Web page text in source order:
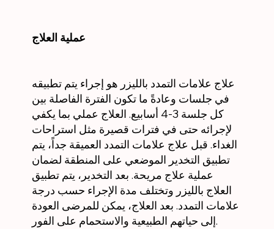
عملية العلاج
علاج علامات التمدد بالليزر هو إجراء يتم تطبيقه
في جلسات وعادةً ما تكون الفترة الفاصلة بين
كل جلسة 3-4 أسابيع. العلاج عملي بما يكفي
لإجرائه حتى في فترات قصيرة مثل استراحات
الغداء. قبل علاج علامات التمدد العميقة جداً، يتم
تطبيق التخدير الموضعي على المنطقة لضمان
عملية علاج مريحة. بعد التخدير، يتم تطبيق
العلاج بالليزر وتختلف مدة الإجراء حسب درجة
علامات التمدد. بعد العلاج، يمكن للمرضى العودة
إلى حياتهم الطبيعية والاستحمام على الفور.